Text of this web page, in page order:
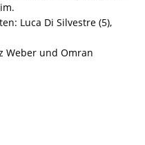
Luca Di Silvestre (5),
Weber und Omran